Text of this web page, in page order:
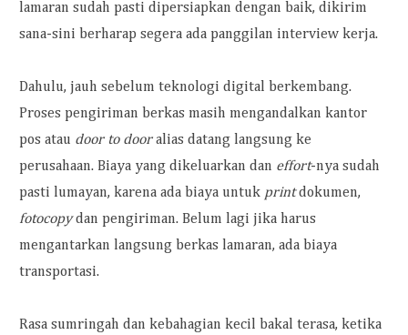
lamaran sudah pasti dipersiapkan dengan baik, dikirim
sana-sini berharap segera ada panggilan interview kerja.
Dahulu, jauh sebelum teknologi digital berkembang.
Proses pengiriman berkas masih mengandalkan kantor
pos atau door to dooralias datang langsung ke
perusahaan. Biaya yang dikeluarkan dan effort-nya sudah
pasti lumayan, karena ada biaya untuk printdokumen,
fotocopydan pengiriman. Belum lagi jika harus
mengantarkan langsung berkas lamaran, ada biaya
transportasi.
Rasa sumringah dan kebahagian kecil bakal terasa, ketika